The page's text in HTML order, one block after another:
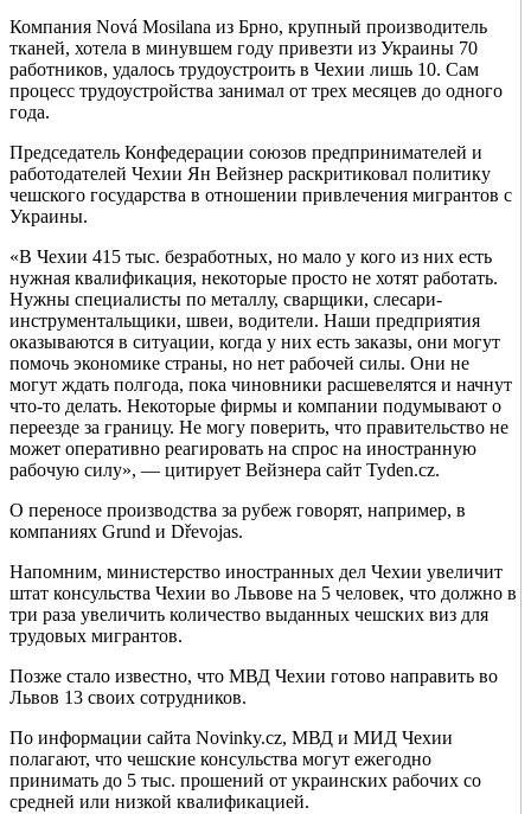
Компания Nová Mosilana из Брно, крупный производитель
тканей, хотела в минувшем году привезти из Украины 70
работников, удалось трудоустроить в Чехии лишь 10. Сам
процесс трудоустройства занимал от трех месяцев до одного
года.
Председатель Конфедерации союзов предпринимателей и
работодателей Чехии Ян Вейзнер раскритиковал политику
чешского государства в отношении привлечения мигрантов с
Украины.
«В Чехии 415 тыс. безработных, но мало у кого из них есть
нужная квалификация, некоторые просто не хотят работать.
Нужны специалисты по металлу, сварщики, слесари-
инструментальщики, швеи, водители. Наши предприятия
оказываются в ситуации, когда у них есть заказы, они могут
помочь экономике страны, но нет рабочей силы. Они не
могут ждать полгода, пока чиновники расшевелятся и начнут
что-то делать. Некоторые фирмы и компании подумывают о
переезде за границу. Не могу поверить, что правительство не
может оперативно реагировать на спрос на иностранную
рабочую силу», — цитирует Вейзнера сайт Tyden.cz.
О переносе производства за рубеж говорят, например, в
компаниях Grund и Dřevojas.
Напомним, министерство иностранных дел Чехии увеличит
штат консульства Чехии во Львове на 5 человек, что должно в
три раза увеличить количество выданных чешских виз для
трудовых мигрантов.
Позже стало известно, что МВД Чехии готово направить во
Львов 13 своих сотрудников.
По информации сайта Novinky.cz, МВД и МИД Чехии
полагают, что чешские консульства могут ежегодно
принимать до 5 тыс. прошений от украинских рабочих со
средней или низкой квалификацией.